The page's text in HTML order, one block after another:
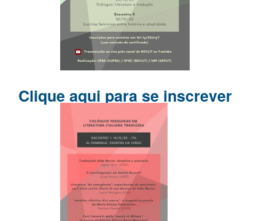
Clique aqui para se inscrever